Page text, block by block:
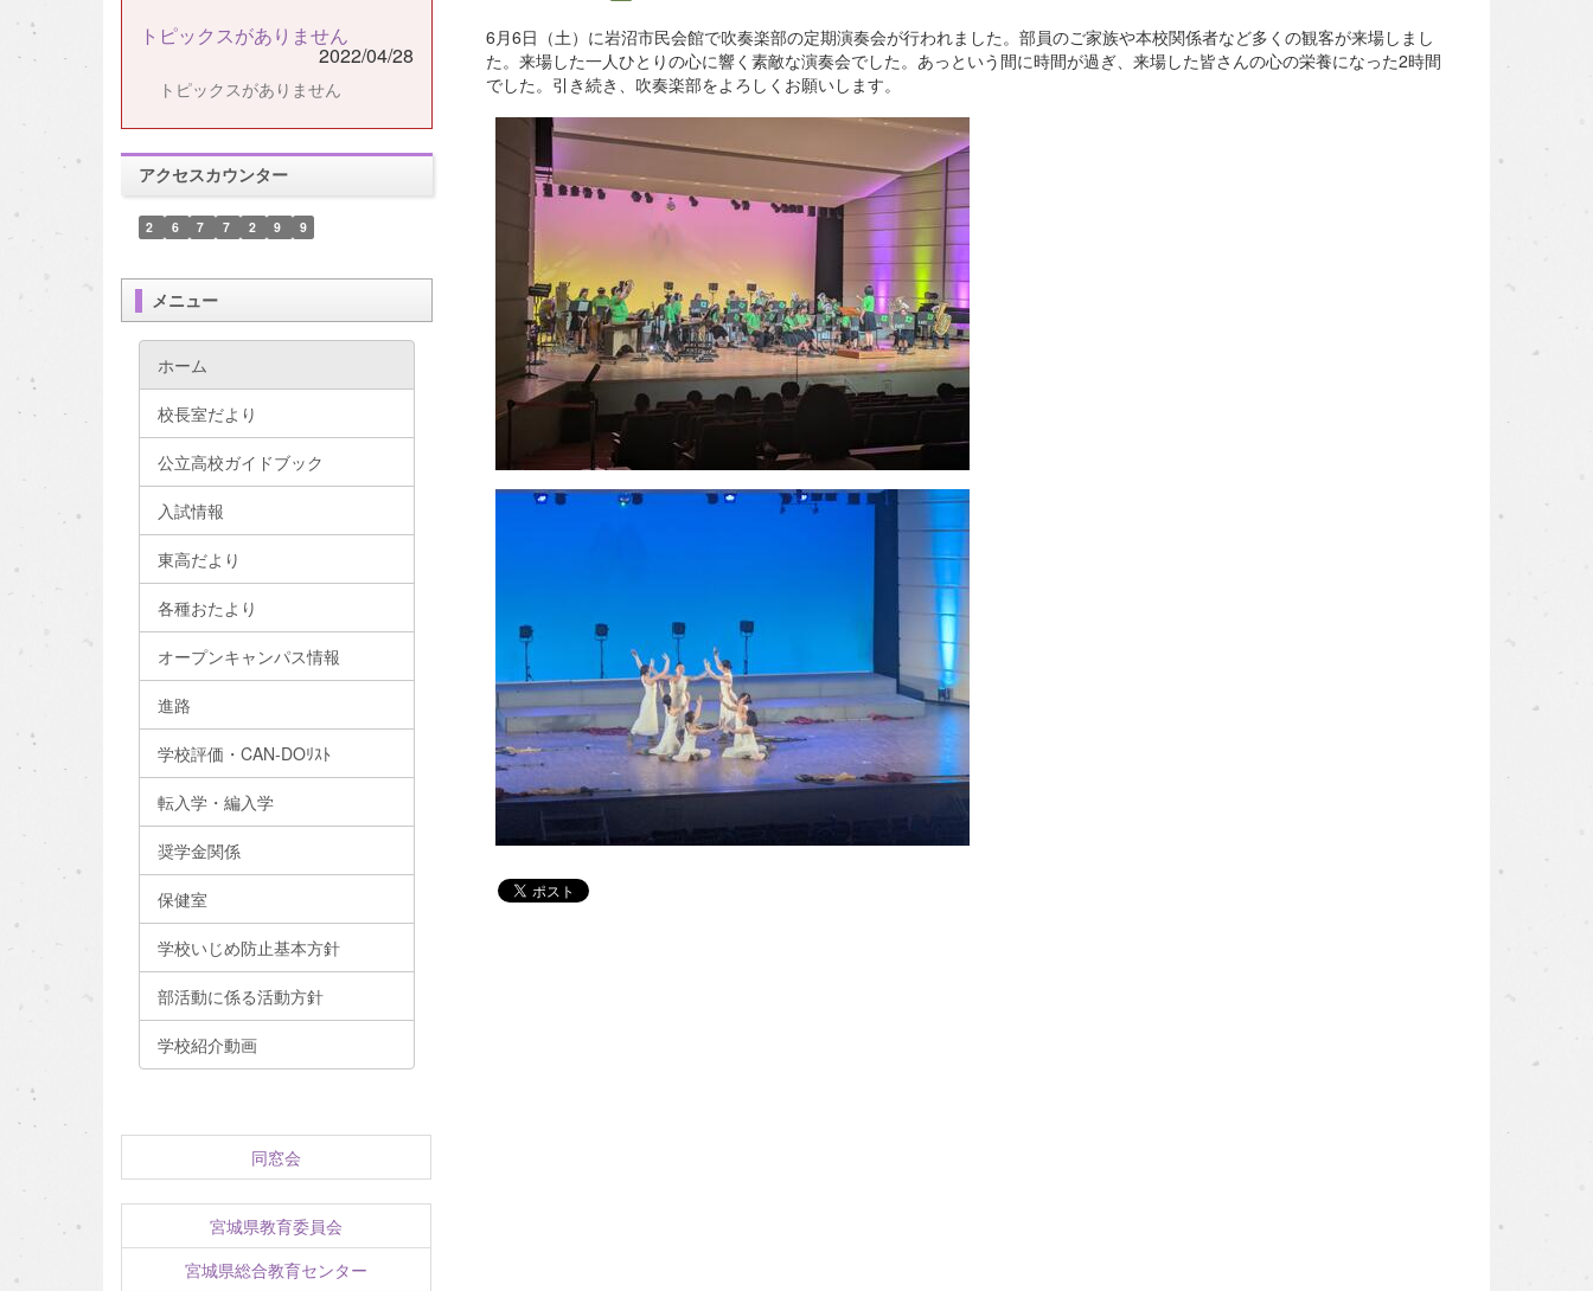
6月6日（土）に岩沼市民会館で吹奏楽部の定期演奏会が行われました。部員のご家族や本校関係者など多くの観客が来場しまし
た。来場した一人ひとりの心に響く素敵な演奏会でした。あっという間に時間が過ぎ、来場した皆さんの心の栄養になった2時間
でした。引き続き、吹奏楽部をよろしくお願いします。
トピックスがありません
2022/04/28
トピックスがありません
アクセスカウンター
2 6 7 7 2 9 9
メニュー
ホーム
校長室だより
公立高校ガイドブック
入試情報
東高だより
各種おたより
オープンキャンパス情報
進路
学校評価・CAN-DOﾘｽﾄ
転入学・編入学
奨学金関係
保健室
学校いじめ防止基本方針
部活動に係る活動方針
学校紹介動画
同窓会
宮城県教育委員会
宮城県総合教育センター